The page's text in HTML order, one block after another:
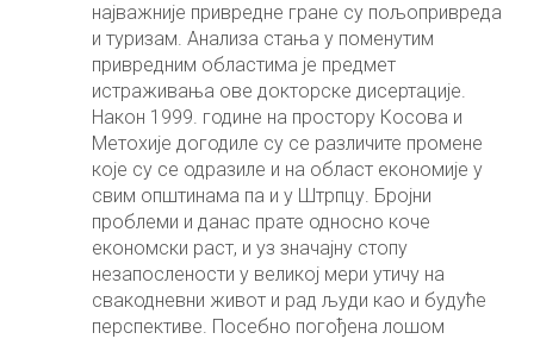
најважније привредне гране су пољопривреда
и туризам. Анализа стања у поменутим
привредним областима је предмет
истраживања ове докторске дисертације.
Након 1999. године на простору Косова и
Метохије догодиле су се различите промене
које су се одразиле и на област економије у
свим општинама па и у Штрпцу. Бројни
проблеми и данас прате односно коче
економски раст, и уз значајну стопу
незапослености у великој мери утичу на
свакодневни живот и рад људи као и будуће
перспективе. Посебно погођена лошом